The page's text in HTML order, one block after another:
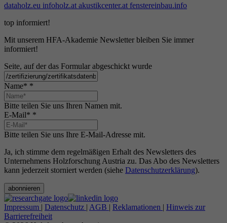
dataholz.eu infoholz.at akustikcenter.at fenstereinbau.info
top informiert!
Mit unserem HFA-Akademie Newsletter bleiben Sie immer
informiert!
Seite, auf der das Formular abgeschickt wurde
Name* *
Bitte teilen Sie uns Ihren Namen mit.
E-Mail* *
Bitte teilen Sie uns Ihre E-Mail-Adresse mit.
Ja, ich stimme dem regelmäßigen Erhalt des Newsletters des
Unternehmens Holzforschung Austria zu. Das Abo des Newsletters
kann jederzeit storniert werden (siehe Datenschutzerklärung).
abonnieren
Impressum | Datenschutz | AGB | Reklamationen | Hinweis zur
Barrierefreiheit